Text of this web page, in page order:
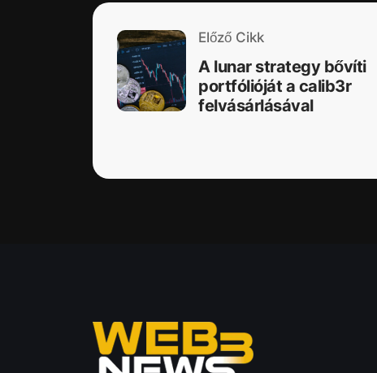
Előző Cikk
A lunar strategy bővíti
portfólióját a calib3r
felvásárlásával